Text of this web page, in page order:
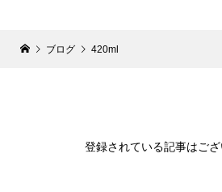
ブログ 420ml
登録されている記事はござ